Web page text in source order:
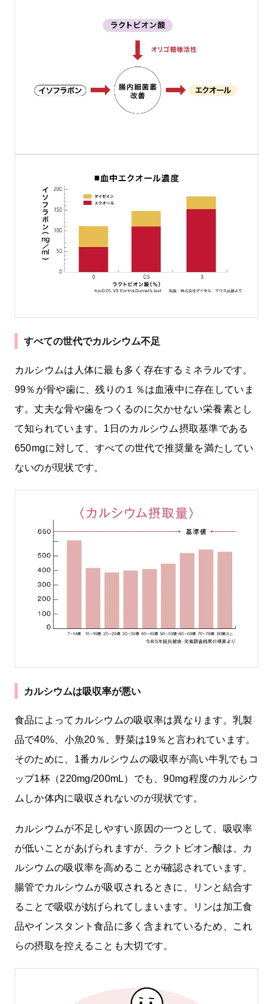
すべての世代でカルシウム不足
カルシウムは人体に最も多く存在するミネラルです。
99％が骨や歯に、残りの１％は血液中に存在していま
す。丈夫な骨や歯をつくるのに欠かせない栄養素とし
て知られています。1日のカルシウム摂取基準である
650mgに対して、すべての世代で推奨量を満たしてい
ないのが現状です。
カルシウムは吸収率が悪い
食品によってカルシウムの吸収率は異なります。乳製
品で40%、小魚20％、野菜は19％と言われています。
そのために、1番カルシウムの吸収率が⾼い⽜乳でもコ
ップ1杯（220mg/200mL）でも、90mg程度のカルシウ
ムしか体内に吸収されないのが現状です。
カルシウムが不足しやすい原因の一つとして、吸収率
が低いことがあげられますが、ラクトビオン酸は、カ
ルシウムの吸収率を高めることが確認されています。
腸管でカルシウムが吸収されるときに、リンと結合す
ることで吸収が妨げられてしまいます。リンは加工食
品やインスタント食品に多く含まれているため、これ
らの摂取を控えることも大切です。